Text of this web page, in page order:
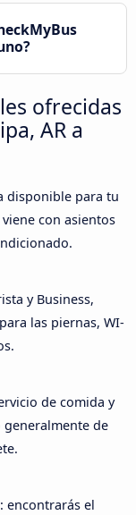
ofrecidas
AR a
disponible para tu
con asientos
y Business,
las piernas, WI-
de comida y
de
encontrarás el